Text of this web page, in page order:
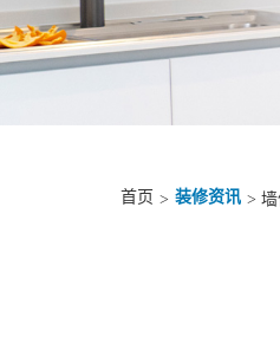
首页 > 装修资讯 >